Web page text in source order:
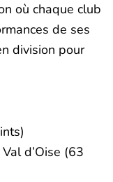
où chaque club
de ses
division pour
d’Oise (63